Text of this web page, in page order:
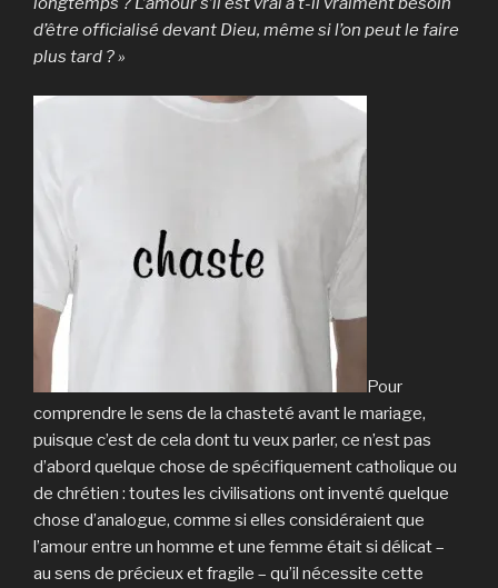
d’être officialisé devant Dieu, même si l’on peut le faire
plus tard ? »
Pour
comprendre le sens de la chasteté avant le mariage,
puisque c’est de cela dont tu veux parler, ce n’est pas
d’abord quelque chose de spécifiquement catholique ou
de chrétien : toutes les civilisations ont inventé quelque
chose d’analogue, comme si elles considéraient que
l’amour entre un homme et une femme était si délicat –
au sens de précieux et fragile – qu’il nécessite cette